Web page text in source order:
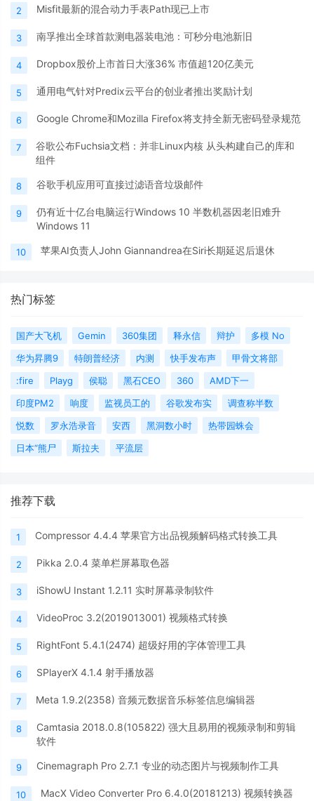
2 Misfit最新的混合动力手表Path现已上市
3 南孚推出全球首款测电器装电池：可秒分电池新旧
4 Dropbox股价上市首日大涨36% 市值超120亿美元
5 通用电气针对Predix云平台的创业者推出奖励计划
6 Google Chrome和Mozilla Firefox将支持全新无密码登录规范
7
谷歌公布Fuchsia文档：并非Linux内核 从头构建自己的库和
组件
8 谷歌手机应用可直接过滤语音垃圾邮件
9
仍有近十亿台电脑运行Windows 10 半数机器因老旧难升
Windows 11
10 苹果AI负责人John Giannandrea在Siri长期延迟后退休
热门标签
国产大飞机 Gemin 360集团 释永信 辩护
多模 No
华为昇腾9
特朗普经济 内测 快手发布声
甲骨文将部
:fire
Playg 侯聪 黑石CEO 360
AMD下一
印度PM2
响度 监视员工的 谷歌发布实
调查称半数
悦数
罗永浩录音 安西 黑洞数小时
热带园蛛会
日本“熊尸
斯拉夫 平流层
推荐下载
1 Compressor 4.4.4 苹果官方出品视频解码格式转换工具
2 Pikka 2.0.4 菜单栏屏幕取色器
3 iShowU Instant 1.2.11 实时屏幕录制软件
4 VideoProc 3.2(2019013001) 视频格式转换
5 RightFont 5.4.1(2474) 超级好用的字体管理工具
6 SPlayerX 4.1.4 射手播放器
7 Meta 1.9.2(2358) 音频元数据音乐标签信息编辑器
8
Camtasia 2018.0.8(105822) 强大且易用的视频录制和剪辑
软件
9 Cinemagraph Pro 2.7.1 专业的动态图片与视频制作工具
10 MacX Video Converter Pro 6.4.0(20181213) 视频转换器